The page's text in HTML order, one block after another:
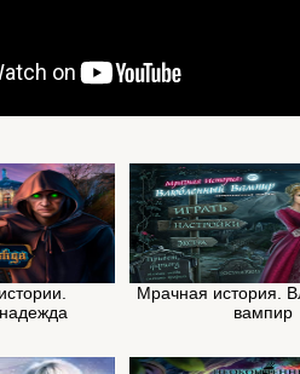
Мрачная история.
вампир